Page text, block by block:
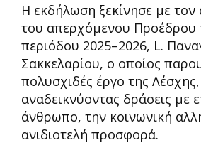
Η εκδήλωση ξεκίνησε με τον
του απερχόμενου Προέδρου
περιόδου 2025–2026, L.
Σακκελαρίου, ο οποίος
πολυσχιδές έργο της Λέσχης,
αναδεικνύοντας δράσεις με
άνθρωπο, την κοινωνική
ανιδιοτελή προσφορά.